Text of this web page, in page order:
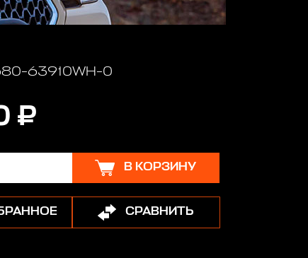
63910WH-0
₽
В КОРЗИНУ
СРАВНИТЬ